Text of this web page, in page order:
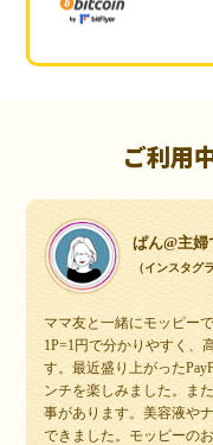
ご利用
ぱん@主
（インスタグ
ママ友と一緒にモッピー
1P=1円で分かりやすく、
す。最近盛り上がった
ンチを楽しみました。ま
事があります。美容液や
できました。モッピーの